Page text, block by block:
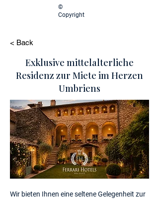
©
Copyright
< Back
Exklusive mittelalterliche
Residenz zur Miete im Herzen
Umbriens
Wir bieten Ihnen eine seltene Gelegenheit zur